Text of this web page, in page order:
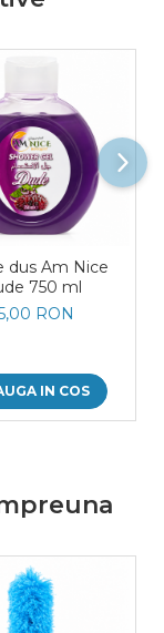
dus Am Nice
750 ml
RON
IN COS